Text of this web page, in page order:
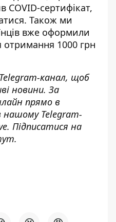
COVID-сертифікат,
Також ми
вже оформили
отримання 1000 грн
Telegram-канал, щоб
новини. За
прямо в
Telegram-
. Підписатися на